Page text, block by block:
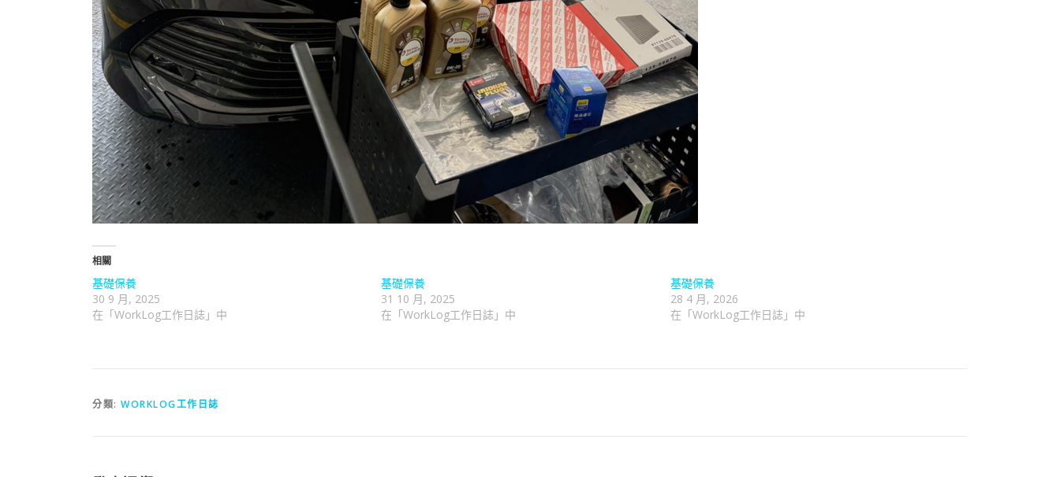
相關
基礎保養
30 9 月, 2025
在「WorkLog工作日誌」中
基礎保養
31 10 月, 2025
在「WorkLog工作日誌」中
基礎保養
28 4 月, 2026
在「WorkLog工作日誌」中
分類: WORKLOG工作日誌